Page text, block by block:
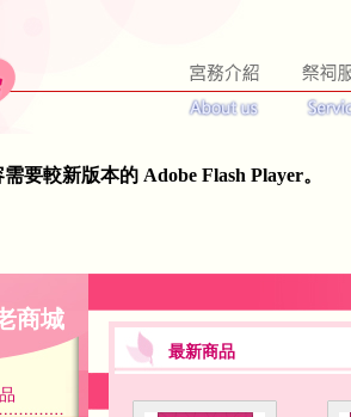
要較新版本的 Adobe Flash Player。
商城
最新商品